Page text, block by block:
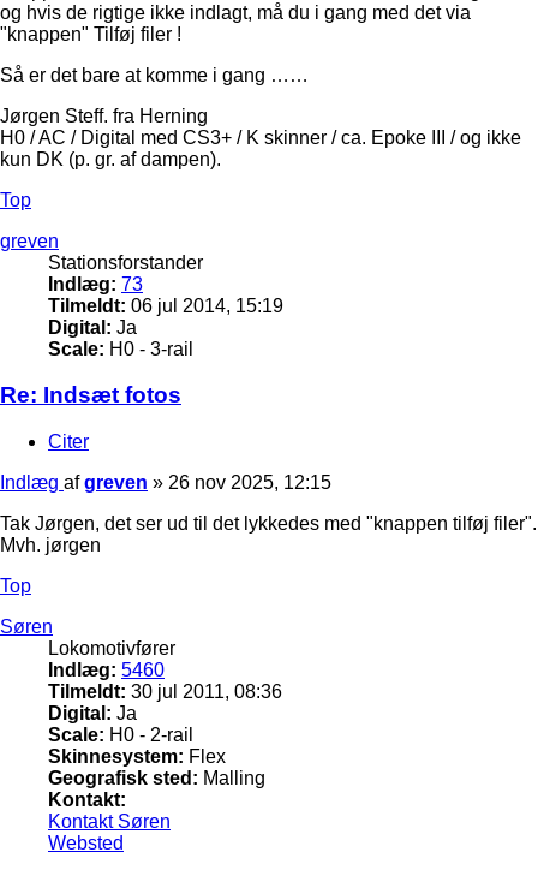
og hvis de rigtige ikke indlagt, må du i gang med det via
"knappen" Tilføj filer !
Så er det bare at komme i gang ……
Jørgen Steff. fra Herning
H0 / AC / Digital med CS3+ / K skinner / ca. Epoke III / og ikke
kun DK (p. gr. af dampen).
Top
greven
Stationsforstander
Indlæg: 73
Tilmeldt: 06 jul 2014, 15:19
Digital: Ja
Scale: H0 - 3-rail
Re: Indsæt fotos
Citer
Indlæg afgreven » 26 nov 2025, 12:15
Tak Jørgen, det ser ud til det lykkedes med "knappen tilføj filer".
Mvh. jørgen
Top
Søren
Lokomotivfører
Indlæg: 5460
Tilmeldt: 30 jul 2011, 08:36
Digital: Ja
Scale: H0 - 2-rail
Skinnesystem: Flex
Geografisk sted: Malling
Kontakt:
Kontakt Søren
Websted